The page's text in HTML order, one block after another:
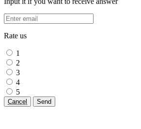
Rate us
1
2
3
4
5
Cancel Send